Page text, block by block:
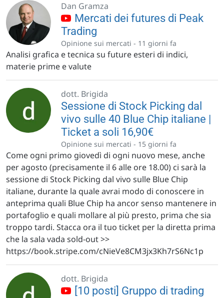
Dan Gramza
Mercati dei futures di Peak
Trading
Opinione sui mercati - 11 giorni fa
Analisi grafica e tecnica su future esteri di indici,
materie prime e valute
dott. Brigida
Sessione di Stock Picking dal
vivo sulle 40 Blue Chip italiane |
Ticket a soli 16,90€
Opinione sui mercati - 15 giorni fa
Come ogni primo giovedì di ogni nuovo mese, anche
per agosto (precisamente il 6 alle ore 18.00) ci sarà la
sessione di Stock Picking dal vivo sulle Blue Chip
italiane, durante la quale avrai modo di conoscere in
anteprima quali Blue Chip ha ancor senso mantenere in
portafoglio e quali mollare al più presto, prima che sia
troppo tardi. Stacca ora il tuo ticket per la diretta prima
che la sala vada sold-out >>
https://book.stripe.com/cNieVe8CM3jx3Kh7rS6Nc1p
dott. Brigida
[10 posti] Gruppo di trading